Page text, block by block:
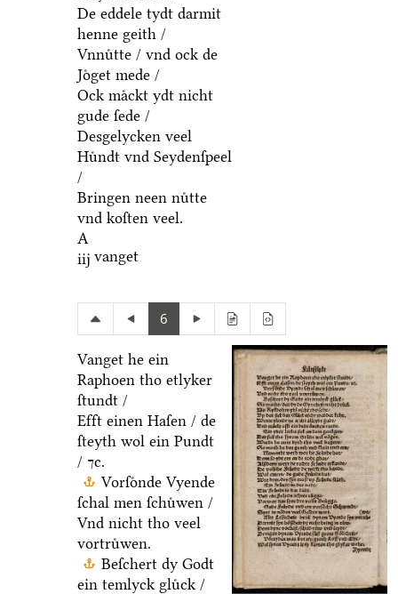
De eddele tydt darmit
henne geith /
Vnnuͤtte / vnd ock de
Joͤget mede /
Ock maͤckt ydt nicht
gude ſede /
Desgelycken veel
Huͤndt vnd Seydenſpeel
/
Bringen neen nuͤtte
vnd koſten veel.
A
iij vanget
6
Vanget he ein
Raphoen tho etlyker
ſtundt /
Efft einen Haſen / de
ſteyth wol ein Pundt
/ ⁊c.
Vorſoͤnde Vyende
ſchal men ſchuͤwen /
Vnd nicht tho veel
vortruͤwen.
Beſchert dy Godt
ein temlyck gluͤck /